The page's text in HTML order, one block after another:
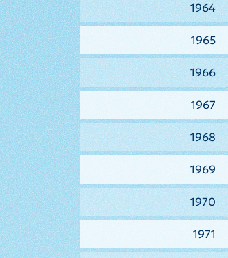
1964
1965
1966
1967
1968
1969
1970
1971